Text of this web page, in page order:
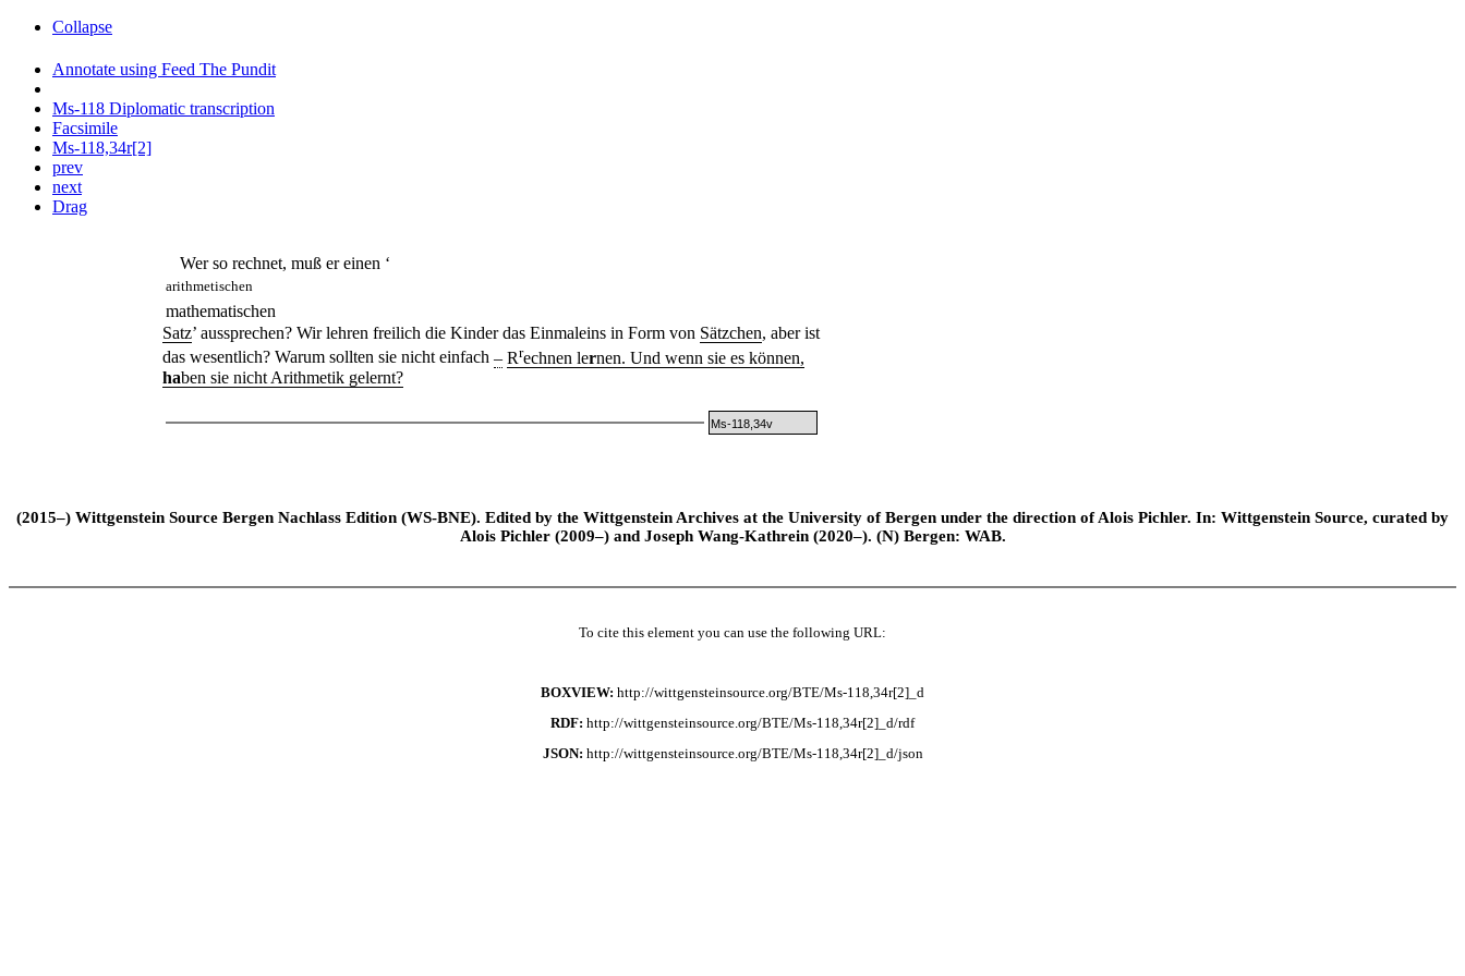
Collapse
Annotate using Feed The Pundit
Ms-118 Diplomatic transcription
Facsimile
Ms-118,34r[2]
prev
next
Drag
Wer so rechnet, muß er einen ‘
arithmetischen
mathematischen
Satz’ aussprechen? Wir lehren freilich die Kinder das Einmaleins in Form von Sätzchen, aber ist
das wesentlich? Warum sollten sie nicht einfach – Rrechnen lernen. Und wenn sie es können,
haben sie nicht Arithmetik gelernt?
Ms-118,34v
(2015–) Wittgenstein Source Bergen Nachlass Edition (WS-BNE). Edited by the Wittgenstein Archives at the University of Bergen under the direction of Alois Pichler. In: Wittgenstein Source, curated by
Alois Pichler (2009–) and Joseph Wang-Kathrein (2020–). (N) Bergen: WAB.
To cite this element you can use the following URL:
BOXVIEW: http://wittgensteinsource.org/BTE/Ms-118,34r[2]_d
RDF: http://wittgensteinsource.org/BTE/Ms-118,34r[2]_d/rdf
JSON: http://wittgensteinsource.org/BTE/Ms-118,34r[2]_d/json